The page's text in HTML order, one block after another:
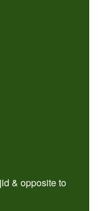
& opposite to